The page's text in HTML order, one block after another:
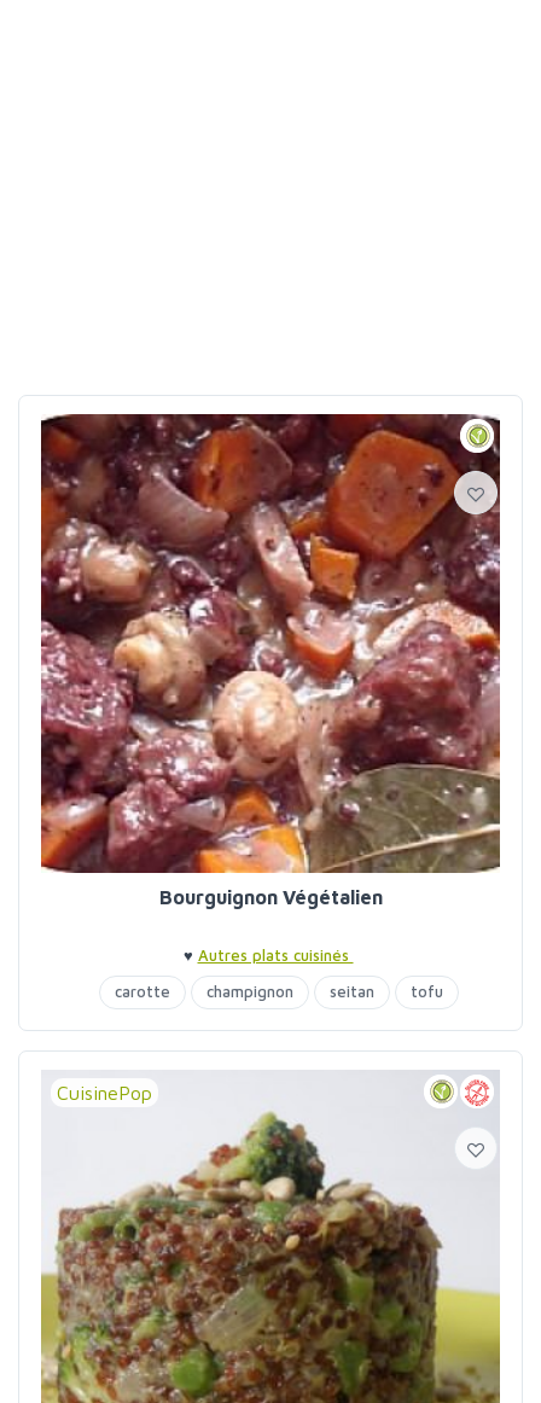
Bourguignon Végétalien
♥ Autres plats cuisinés
carotte
champignon seitan tofu
CuisinePop